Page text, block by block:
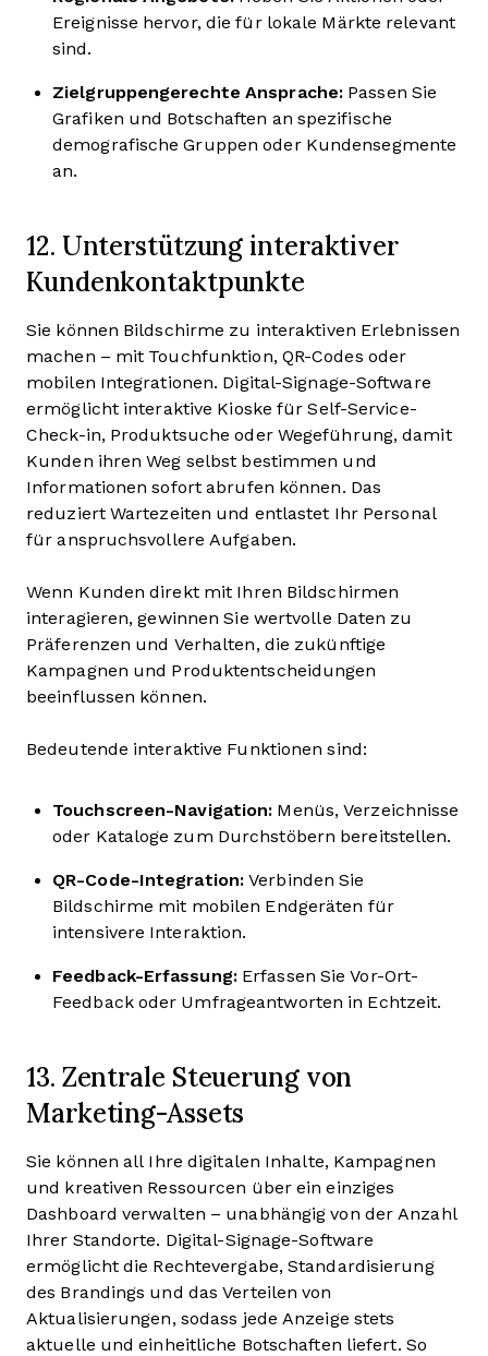
Ereignisse hervor, die für lokale Märkte relevant
sind.
Zielgruppengerechte Ansprache: Passen Sie
Grafiken und Botschaften an spezifische
demografische Gruppen oder Kundensegmente
an.
12. Unterstützung interaktiver
Kundenkontaktpunkte
Sie können Bildschirme zu interaktiven Erlebnissen
machen – mit Touchfunktion, QR-Codes oder
mobilen Integrationen. Digital-Signage-Software
ermöglicht interaktive Kioske für Self-Service-
Check-in, Produktsuche oder Wegeführung, damit
Kunden ihren Weg selbst bestimmen und
Informationen sofort abrufen können. Das
reduziert Wartezeiten und entlastet Ihr Personal
für anspruchsvollere Aufgaben.
Wenn Kunden direkt mit Ihren Bildschirmen
interagieren, gewinnen Sie wertvolle Daten zu
Präferenzen und Verhalten, die zukünftige
Kampagnen und Produktentscheidungen
beeinflussen können.
Bedeutende interaktive Funktionen sind:
Touchscreen-Navigation: Menüs, Verzeichnisse
oder Kataloge zum Durchstöbern bereitstellen.
QR-Code-Integration: Verbinden Sie
Bildschirme mit mobilen Endgeräten für
intensivere Interaktion.
Feedback-Erfassung:Erfassen Sie Vor-Ort-
Feedback oder Umfrageantworten in Echtzeit.
13. Zentrale Steuerung von
Marketing-Assets
Sie können all Ihre digitalen Inhalte, Kampagnen
und kreativen Ressourcen über ein einziges
Dashboard verwalten – unabhängig von der Anzahl
Ihrer Standorte. Digital-Signage-Software
ermöglicht die Rechtevergabe, Standardisierung
des Brandings und das Verteilen von
Aktualisierungen, sodass jede Anzeige stets
aktuelle und einheitliche Botschaften liefert. So